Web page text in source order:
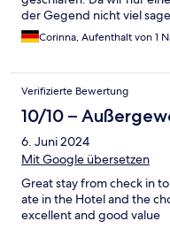
der Gegend nicht viel
Corinna, Aufenthalt von 1
Verifizierte Bewertung
10/10 –
6. Juni 2024
Mit Google übersetzen
Great stay from check in
ate in the Hotel and the
excellent and good value